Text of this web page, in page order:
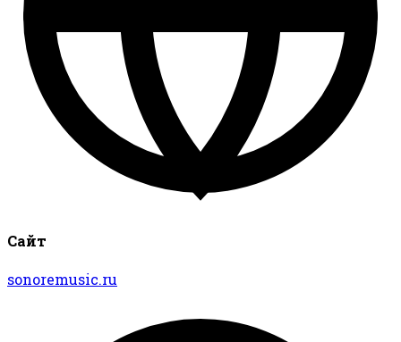
Сайт
sonoremusic.ru